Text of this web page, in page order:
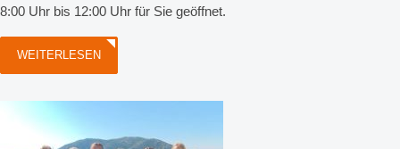
8:00 Uhr bis 12:00 Uhr für Sie geöffnet.
WEITERLESEN